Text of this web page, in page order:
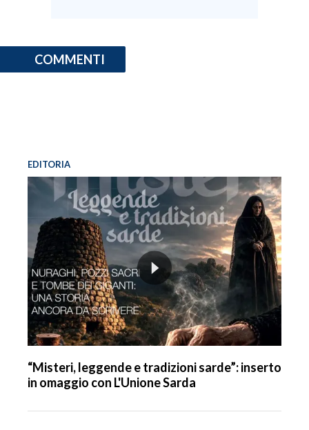
COMMENTI
EDITORIA
“Misteri, leggende e tradizioni sarde”: inserto
in omaggio con L'Unione Sarda